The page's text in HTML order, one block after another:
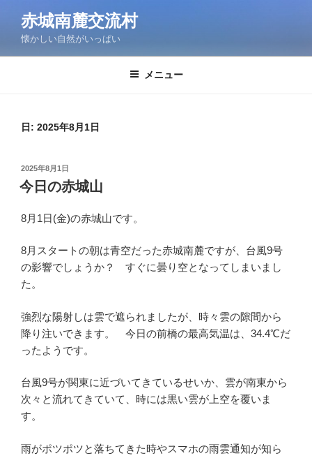
ン
赤城南麓交流村
懐かしい自然がいっぱい
メニュー
日: 2025年8月1日
投
稿
日:
2025年8月1日
今日の赤城山
8月1日(金)の赤城山です。
8月スタートの朝は青空だった赤城南麓ですが、台風9号
の影響でしょうか？ すぐに曇り空となってしまいまし
た。
強烈な陽射しは雲で遮られましたが、時々雲の隙間から
降り注いできます。 今日の前橋の最高気温は、34.4℃だ
ったようです。
台風9号が関東に近づいてきているせいか、雲が南東から
次々と流れてきていて、時には黒い雲が上空を覆いま
す。
雨がポツポツと落ちてきた時やスマホの雨雲通知が知ら